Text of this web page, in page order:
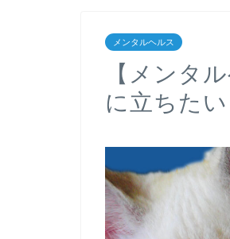
メンタルヘルス
【メンタ
に立ちたい